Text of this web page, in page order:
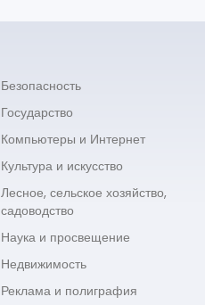
Безопасность
Государство
Компьютеры и Интернет
Культура и искусство
Лесное, сельское хозяйство,
садоводство
Наука и просвещение
Недвижимость
Реклама и полиграфия